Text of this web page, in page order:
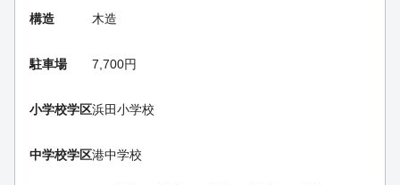
構造 木造
駐車場 7,700円
小学校学区浜田小学校
中学校学区港中学校